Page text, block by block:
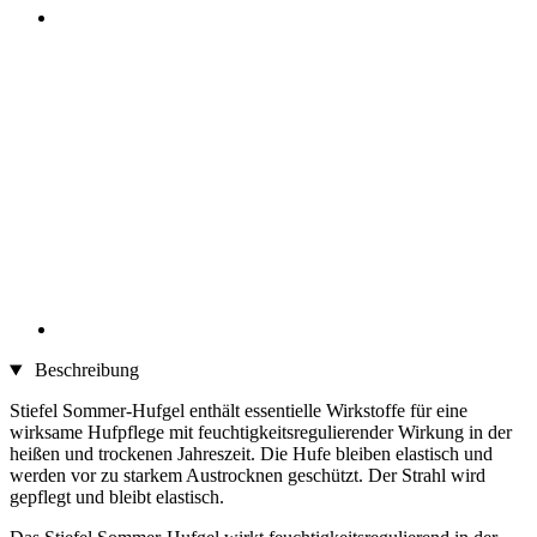
Beschreibung
Stiefel Sommer-Hufgel enthält essentielle Wirkstoffe für eine
wirksame Hufpflege mit feuchtigkeitsregulierender Wirkung in der
heißen und trockenen Jahreszeit. Die Hufe bleiben elastisch und
werden vor zu starkem Austrocknen geschützt. Der Strahl wird
gepflegt und bleibt elastisch.